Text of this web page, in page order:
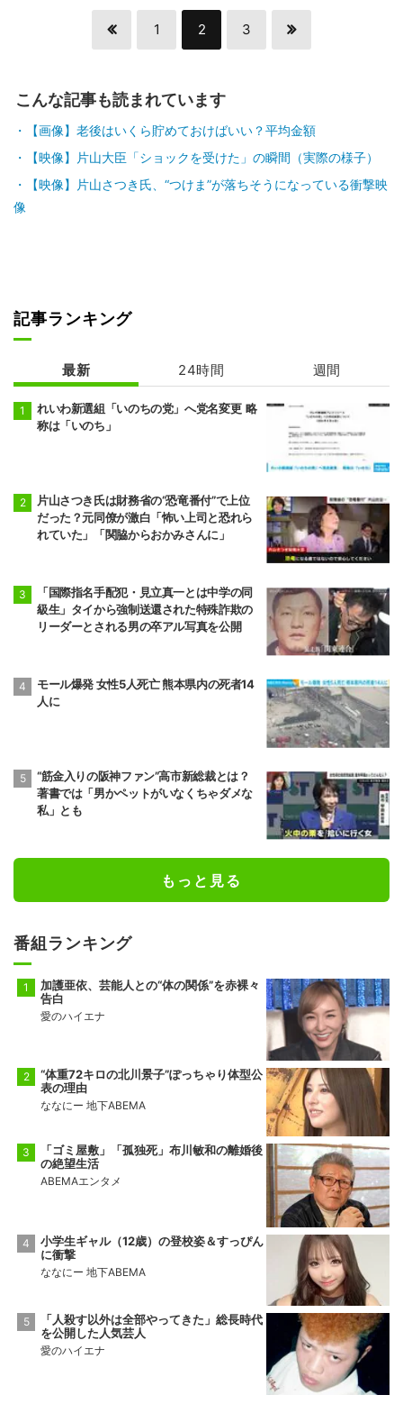
1 2 3
こんな記事も読まれています
【画像】老後はいくら貯めておけばいい？平均金額
【映像】片山大臣「ショックを受けた」の瞬間（実際の様子）
【映像】片山さつき氏、“つけま”が落ちそうになっている衝撃映
像
記事ランキング
最新 24時間 週間
れいわ新選組「いのちの党」へ党名変更 略
称は「いのち」
片山さつき氏は財務省の“恐竜番付”で上位
だった？元同僚が激白「怖い上司と恐れら
れていた」「関脇からおかみさんに」
「国際指名手配犯・見立真一とは中学の同
級生」タイから強制送還された特殊詐欺の
リーダーとされる男の卒アル写真を公開
モール爆発 女性5人死亡 熊本県内の死者14
人に
“筋金入りの阪神ファン”高市新総裁とは？
著書では「男かペットがいなくちゃダメな
私」とも
もっと見る
番組ランキング
加護亜依、芸能人との“体の関係”を赤裸々
告白
愛のハイエナ
“体重72キロの北川景子”ぽっちゃり体型公
表の理由
ななにー 地下ABEMA
「ゴミ屋敷」「孤独死」布川敏和の離婚後
の絶望生活
ABEMAエンタメ
小学生ギャル（12歳）の登校姿＆すっぴん
に衝撃
ななにー 地下ABEMA
「人殺す以外は全部やってきた」総長時代
を公開した人気芸人
愛のハイエナ